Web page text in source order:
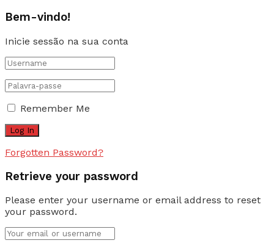
Bem-vindo!
Inicie sessão na sua conta
Remember Me
Forgotten Password?
Retrieve your password
Please enter your username or email address to reset
your password.